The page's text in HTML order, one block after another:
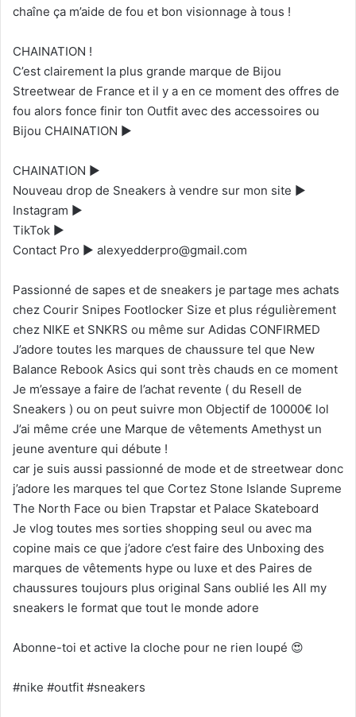
chaîne ça m’aide de fou et bon visionnage à tous !
CHAINATION !
C’est clairement la plus grande marque de Bijou
Streetwear de France et il y a en ce moment des offres de
fou alors fonce finir ton Outfit avec des accessoires ou
Bijou CHAINATION ►
CHAINATION ►
Nouveau drop de Sneakers à vendre sur mon site ►
Instagram ►
TikTok ►
Contact Pro ► alexyedderpro@gmail.com
Passionné de sapes et de sneakers je partage mes achats
chez Courir Snipes Footlocker Size et plus régulièrement
chez NIKE et SNKRS ou même sur Adidas CONFIRMED
J’adore toutes les marques de chaussure tel que New
Balance Rebook Asics qui sont très chauds en ce moment
Je m’essaye a faire de l’achat revente ( du Resell de
Sneakers ) ou on peut suivre mon Objectif de 10000€ lol
J’ai même crée une Marque de vêtements Amethyst un
jeune aventure qui débute !
car je suis aussi passionné de mode et de streetwear donc
j’adore les marques tel que Cortez Stone Islande Supreme
The North Face ou bien Trapstar et Palace Skateboard
Je vlog toutes mes sorties shopping seul ou avec ma
copine mais ce que j’adore c’est faire des Unboxing des
marques de vêtements hype ou luxe et des Paires de
chaussures toujours plus original Sans oublié les All my
sneakers le format que tout le monde adore
Abonne-toi et active la cloche pour ne rien loupé 😍
#nike #outfit #sneakers